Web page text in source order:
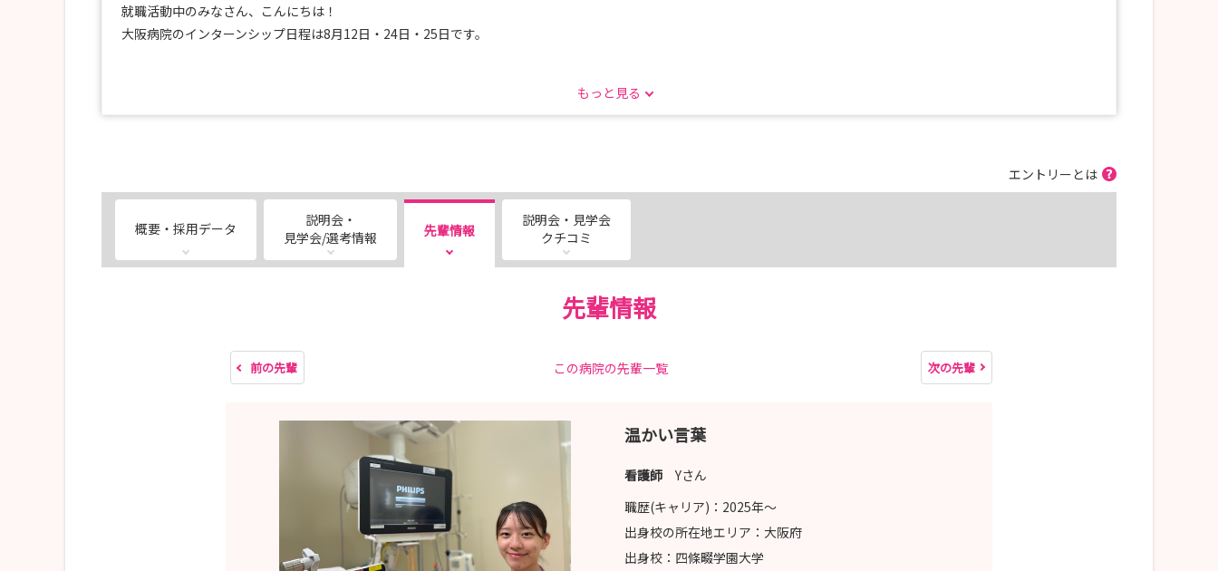
就職活動中のみなさん、こんにちは！
大阪病院のインターンシップ日程は8月12日・24日・25日です。
案内するのは、2～3年目看護師です。気になることは、何でも聞いてください。来てみないとわからないことが、きっとあります‼
もっと見る
エントリーとは
概要・採用データ
説明会・
見学会/選考情報
先輩情報
説明会・見学会
クチコミ
先輩情報
前の先輩 この病院の先輩一覧 次の先輩
温かい言葉
看護師 Yさん
職歴(キャリア)： 2025年〜
出身校の所在地エリア： 大阪府
出身校： 四條畷学園大学